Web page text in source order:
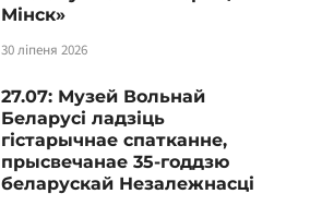
Мінск»
30 ліпеня 2026
27.07: Музей Вольнай
Беларусі ладзіць
гістарычнае спатканне,
прысвечанае 35-годдзю
беларускай Незалежнасці